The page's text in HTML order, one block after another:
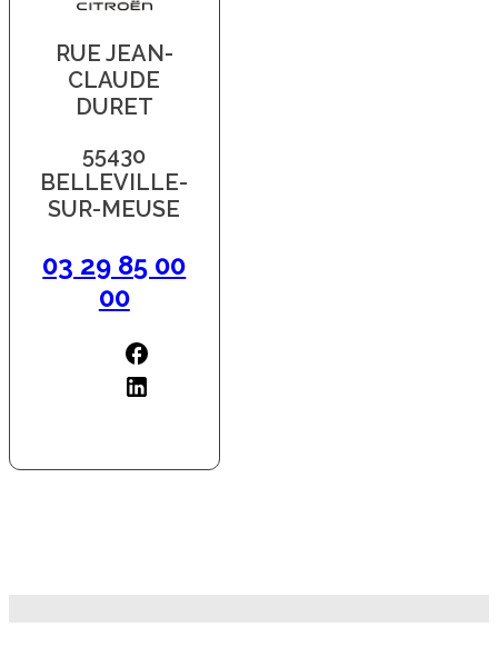
RUE JEAN-
CLAUDE
DURET
55430
BELLEVILLE-
SUR-MEUSE
03 29 85 00
00